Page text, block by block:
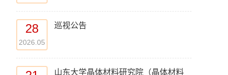
28
2026.05
巡视公告
山东大学晶体材料研究院（晶体材料